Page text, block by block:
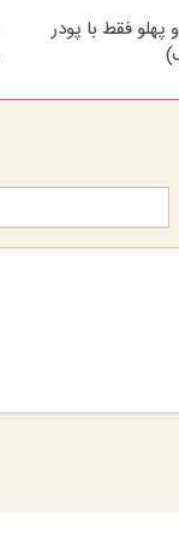
فقط با پودر